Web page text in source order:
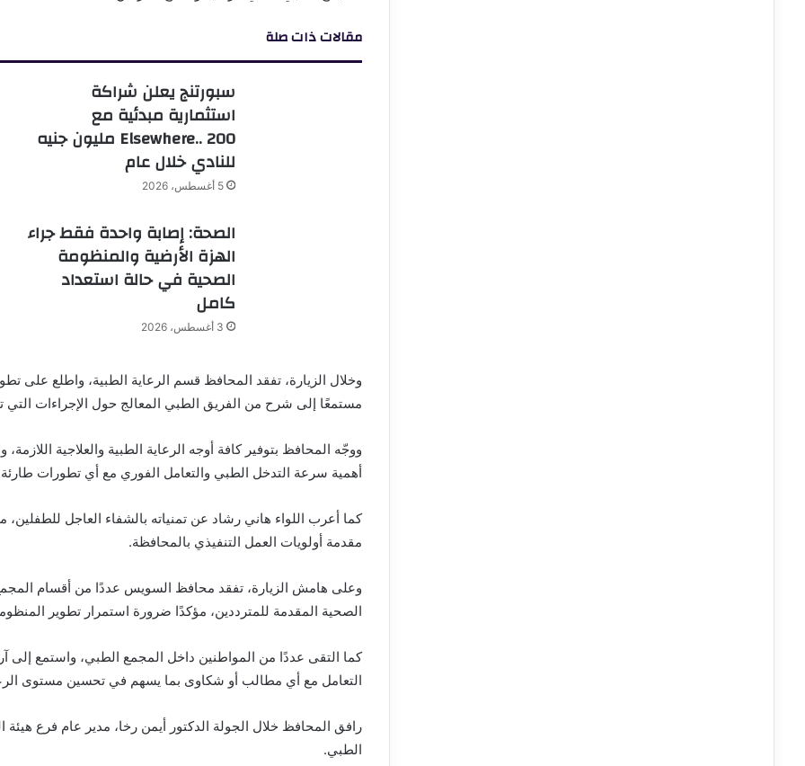
مقالات ذات صلة
سبورتنج يعلن شراكة
استثمارية مبدئية مع
Elsewhere.. 200 مليون جنيه
للنادي خلال عام
5 أغسطس، 2026
الصحة: إصابة واحدة فقط جراء
الهزة الأرضية والمنظومة
الصحية في حالة استعداد
كامل
3 أغسطس، 2026
وخلال الزيارة، تفقد المحافظ قسم الرعاية الطبية، واطلع على
مستمعًا إلى شرح من الفريق الطبي المعالج حول الإجراءات
ووجّه المحافظ بتوفير كافة أوجه الرعاية الطبية والعلاجية
أهمية سرعة التدخل الطبي والتعامل الفوري مع أي تطورات
كما أعرب اللواء هاني رشاد عن تمنياته بالشفاء العاجل
مقدمة أولويات العمل التنفيذي بالمحافظة.
وعلى هامش الزيارة، تفقد محافظ السويس عددًا من أقسام
الصحية المقدمة للمترددين، مؤكدًا ضرورة استمرار تطوير
كما التقى عددًا من المواطنين داخل المجمع الطبي، واستمع إلى
التعامل مع أي مطالب أو شكاوى بما يسهم في تحسين مستوى
رافق المحافظ خلال الجولة الدكتور أيمن رخا، مدير عام فرع
الطبي.